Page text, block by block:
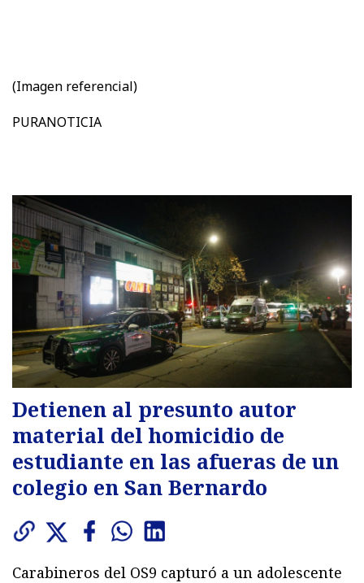
(Imagen referencial)
PURANOTICIA
Detienen al presunto autor
material del homicidio de
estudiante en las afueras de un
colegio en San Bernardo
Carabineros del OS9 capturó a un adolescente